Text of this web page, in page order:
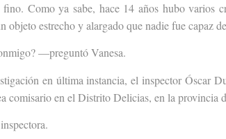
fino. Como ya sabe, hace 14 años hubo varios
objeto estrecho y alargado que nadie fue capaz
—preguntó Vanesa.
en última instancia, el inspector Óscar
comisario en el Distrito Delicias, en la provincia